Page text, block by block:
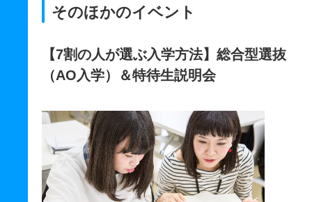
そのほかのイベント
【7割の人が選ぶ入学方法】総合型選抜
（AO入学）＆特待生説明会